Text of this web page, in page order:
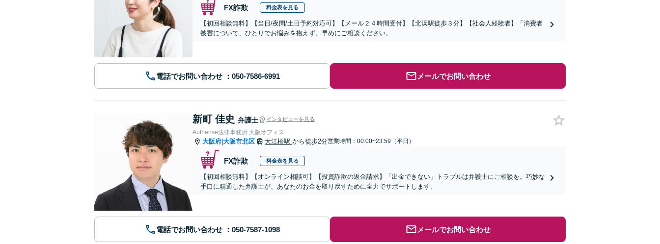
FX詐欺 料金表を見る
【初回相談無料】【当日/夜間/土日予約対応可】【メール２４時間受付】【北浜駅徒歩３分】【社会人経験者】「消費者
被害について、ひとりでお悩みを抱えず、早めにご相談ください。
電話でお問い合わせ メールでお問い合わせ
新町 佳史 弁護士 インタビューを見る
Authense法律事務所 大阪オフィス
大阪府|大阪市北区 大江橋駅 から徒歩2分営業時間：00:00~23:59（平日）
FX詐欺 料金表を見る
【初回相談無料】【オンライン相談可】【投資詐欺の返金請求】「出金できない」トラブルは弁護士にご相談を。巧妙な
手口に精通した弁護士が、あなたのお金を取り戻すために全力でサポートします。
電話でお問い合わせ メールでお問い合わせ